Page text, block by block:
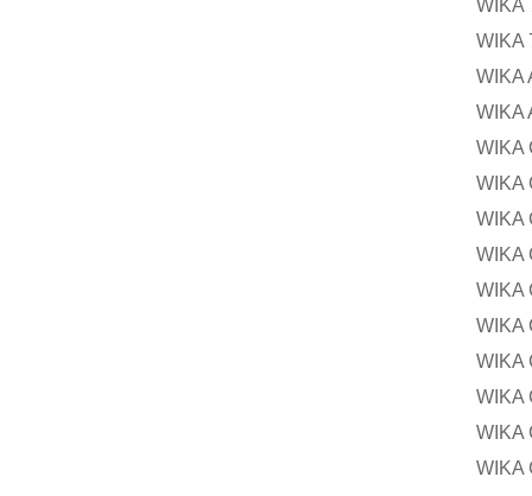
WIKA
WIKA
WIKA
WIKA
WIKA
WIKA
WIKA
WIKA
WIKA
WIKA
WIKA
WIKA
WIKA
WIKA